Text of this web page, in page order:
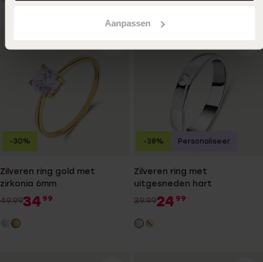
Aanpassen
Zilveren ring gold met
zirkonia 6mm
49.9934 99
-30%
Zilveren ring met
uitgesneden hart
39.9924 99
-38% Personaliseer